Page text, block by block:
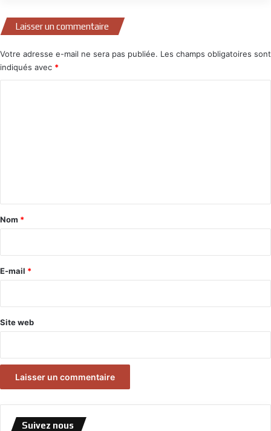
Laisser un commentaire
Votre adresse e-mail ne sera pas publiée. Les champs obligatoires sont
indiqués avec *
a
e
Nom *
E-mail *
Site web
Suivez nous